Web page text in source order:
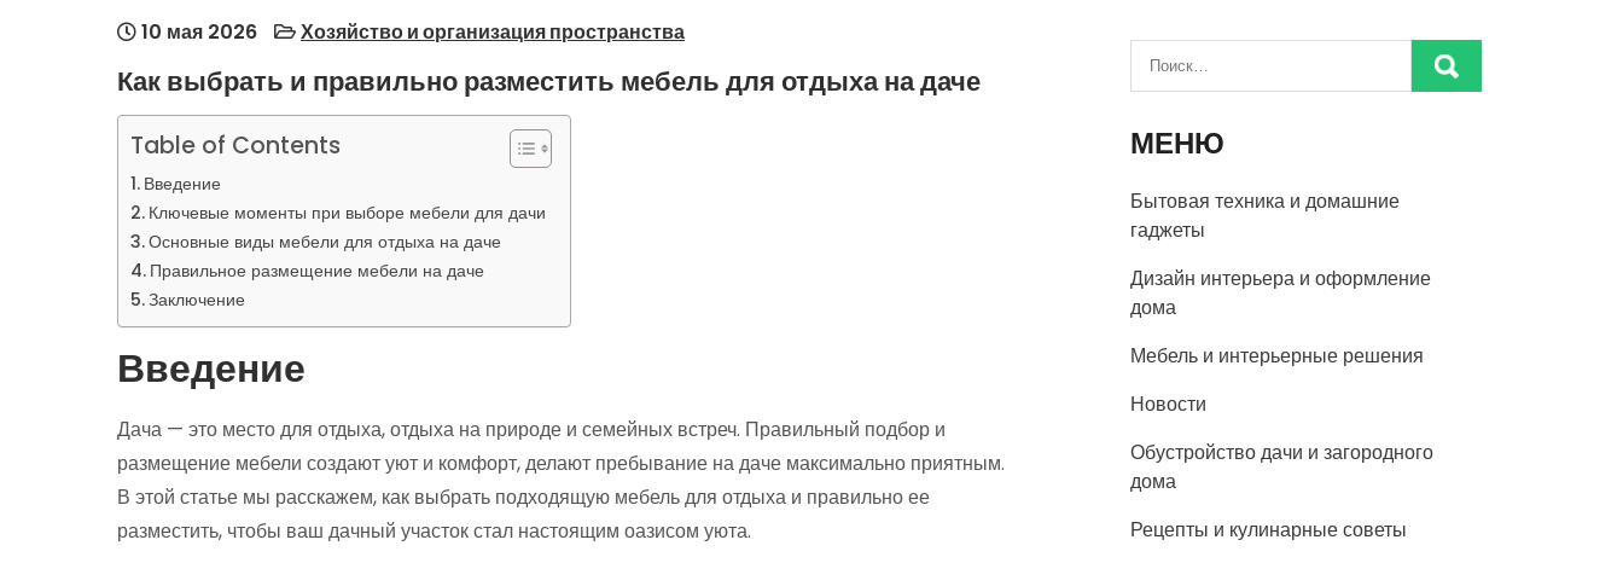
10 мая 2026 Хозяйство и организация пространства
Как выбрать и правильно разместить мебель для отдыха на даче
Table of Contents
Введение
Ключевые моменты при выборе мебели для дачи
Основные виды мебели для отдыха на даче
Правильное размещение мебели на даче
Заключение
Введение
Дача — это место для отдыха, отдыха на природе и семейных встреч. Правильный подбор и
размещение мебели создают уют и комфорт, делают пребывание на даче максимально приятным.
В этой статье мы расскажем, как выбрать подходящую мебель для отдыха и правильно ее
разместить, чтобы ваш дачный участок стал настоящим оазисом уюта.
МЕНЮ
Бытовая техника и домашние
гаджеты
Дизайн интерьера и оформление
дома
Мебель и интерьерные решения
Новости
Обустройство дачи и загородного
дома
Рецепты и кулинарные советы